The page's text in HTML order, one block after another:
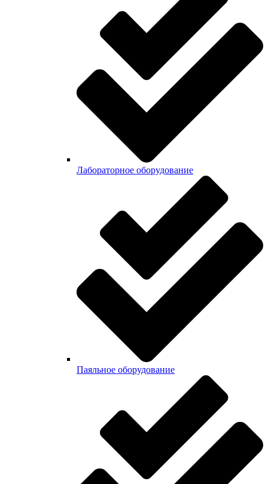
Лабораторное оборудование
Паяльное оборудование